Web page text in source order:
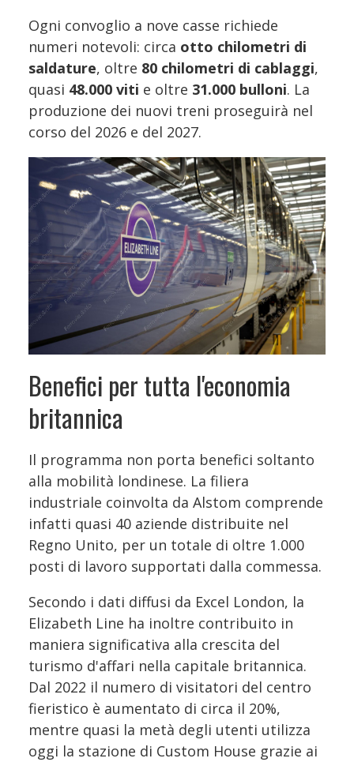
Ogni convoglio a nove casse richiede
numeri notevoli: circa otto chilometri di
saldature, oltre 80 chilometri di cablaggi,
quasi 48.000 viti e oltre 31.000 bulloni. La
produzione dei nuovi treni proseguirà nel
corso del 2026 e del 2027.
Benefici per tutta l'economia
britannica
Il programma non porta benefici soltanto
alla mobilità londinese. La filiera
industriale coinvolta da Alstom comprende
infatti quasi 40 aziende distribuite nel
Regno Unito, per un totale di oltre 1.000
posti di lavoro supportati dalla commessa.
Secondo i dati diffusi da Excel London, la
Elizabeth Line ha inoltre contribuito in
maniera significativa alla crescita del
turismo d'affari nella capitale britannica.
Dal 2022 il numero di visitatori del centro
fieristico è aumentato di circa il 20%,
mentre quasi la metà degli utenti utilizza
oggi la stazione di Custom House grazie ai